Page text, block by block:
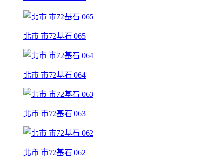
北市 市72基石 065
北市 市72基石 064
北市 市72基石 063
北市 市72基石 062